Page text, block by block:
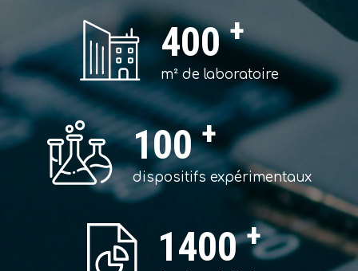
400
m² de laboratoire
100
dispositifs expérimentaux
1400